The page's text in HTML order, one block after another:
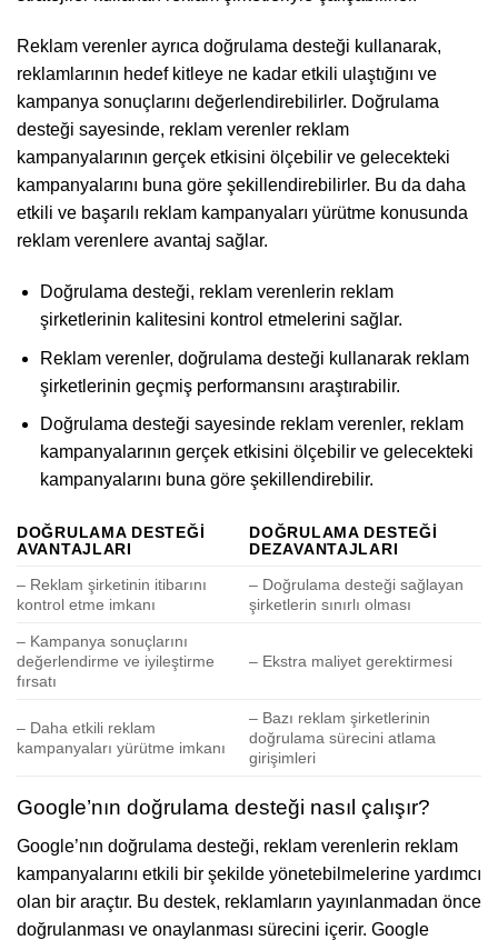
Reklam verenler ayrıca doğrulama desteği kullanarak,
reklamlarının hedef kitleye ne kadar etkili ulaştığını ve
kampanya sonuçlarını değerlendirebilirler. Doğrulama
desteği sayesinde, reklam verenler reklam
kampanyalarının gerçek etkisini ölçebilir ve gelecekteki
kampanyalarını buna göre şekillendirebilirler. Bu da daha
etkili ve başarılı reklam kampanyaları yürütme konusunda
reklam verenlere avantaj sağlar.
Doğrulama desteği, reklam verenlerin reklam
şirketlerinin kalitesini kontrol etmelerini sağlar.
Reklam verenler, doğrulama desteği kullanarak reklam
şirketlerinin geçmiş performansını araştırabilir.
Doğrulama desteği sayesinde reklam verenler, reklam
kampanyalarının gerçek etkisini ölçebilir ve gelecekteki
kampanyalarını buna göre şekillendirebilir.
DOĞRULAMA DESTEĞI
AVANTAJLARI
DOĞRULAMA DESTEĞI
DEZAVANTAJLARI
– Reklam şirketinin itibarını
kontrol etme imkanı
– Doğrulama desteği sağlayan
şirketlerin sınırlı olması
– Kampanya sonuçlarını
değerlendirme ve iyileştirme
fırsatı
– Ekstra maliyet gerektirmesi
– Daha etkili reklam
kampanyaları yürütme imkanı
– Bazı reklam şirketlerinin
doğrulama sürecini atlama
girişimleri
Google’nın doğrulama desteği nasıl çalışır?
Google’nın doğrulama desteği, reklam verenlerin reklam
kampanyalarını etkili bir şekilde yönetebilmelerine yardımcı
olan bir araçtır. Bu destek, reklamların yayınlanmadan önce
doğrulanması ve onaylanması sürecini içerir. Google